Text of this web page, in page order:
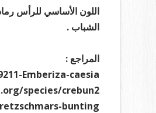
اللون الأساسي للرأس
الشباب .
المراجع :
Emberiza-caesia
species/crebun2
bunting